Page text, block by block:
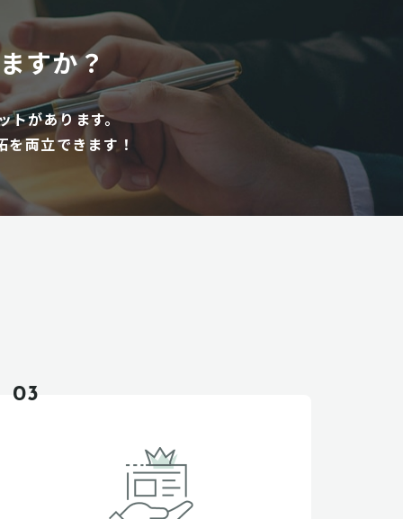
すか？
トがあります。
両立できます！
03